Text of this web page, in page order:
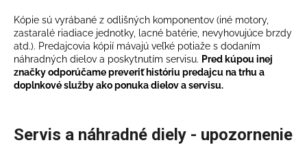
Kópie sú vyrábané z odlišných komponentov (iné motory,
zastaralé riadiace jednotky, lacné batérie, nevyhovujúce brzdy
atd.). Predajcovia kópií mávajú veľké potiaže s dodaním
náhradných dielov a poskytnutím servisu. Pred kúpou inej
značky odporúčame preveriť históriu predajcu na trhu a
doplnkové služby ako ponuka dielov a servisu.
Servis a náhradné diely - upozornenie